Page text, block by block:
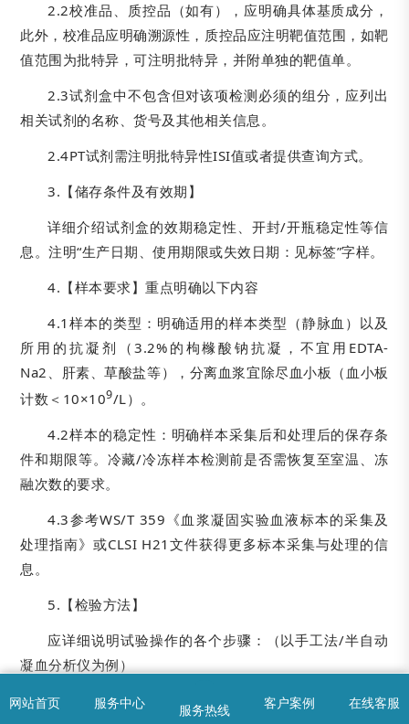
2.2校准品、质控品（如有），应明确具体基质成分，
此外，校准品应明确溯源性，质控品应注明靶值范围，如靶
值范围为批特异，可注明批特异，并附单独的靶值单。
2.3试剂盒中不包含但对该项检测必须的组分，应列出
相关试剂的名称、货号及其他相关信息。
2.4PT试剂需注明批特异性ISI值或者提供查询方式。
3.【储存条件及有效期】
详细介绍试剂盒的效期稳定性、开封/开瓶稳定性等信
息。注明“生产日期、使用期限或失效日期：见标签”字样。
4.【样本要求】重点明确以下内容
4.1样本的类型：明确适用的样本类型（静脉血）以及
所用的抗凝剂（3.2%的枸橼酸钠抗凝，不宜用EDTA-
Na2、肝素、草酸盐等），分离血浆宜除尽血小板（血小板
计数＜10×109/L）。
4.2样本的稳定性：明确样本采集后和处理后的保存条
件和期限等。冷藏/冷冻样本检测前是否需恢复至室温、冻
融次数的要求。
4.3参考WS/T 359《血浆凝固实验血液标本的采集及
处理指南》或CLSI H21文件获得更多标本采集与处理的信
息。
5.【检验方法】
应详细说明试验操作的各个步骤：（以手工法/半自动
凝血分析仪为例）
5.1试验准备：检测试剂及样本的复温要求及相关注意
首页 服务中心 问题解答 咨询
网站首页 服务中心 服务热线 客户案例 在线客服